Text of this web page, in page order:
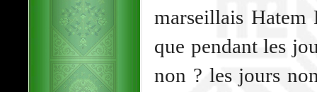
marseillais
que pendant les
non ? les jours